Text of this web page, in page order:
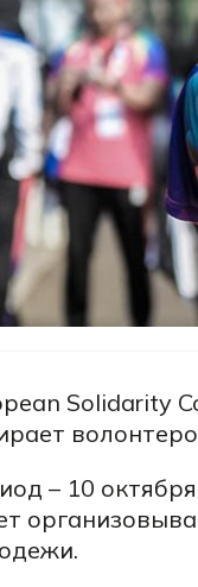
Solidarity
– 10